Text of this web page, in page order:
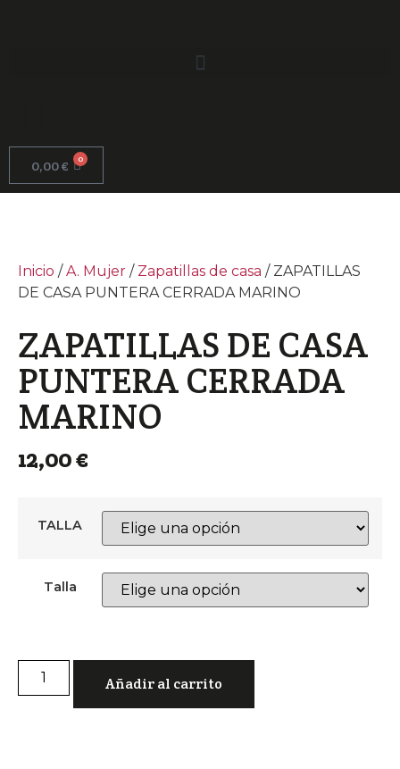
0,00€ 0
Inicio /A. Mujer / Zapatillas de casa / ZAPATILLAS
DE CASA PUNTERA CERRADA MARINO
ZAPATILLAS DE CASA
PUNTERA CERRADA
MARINO
12,00€
TALLA
Talla
Añadir al carrito